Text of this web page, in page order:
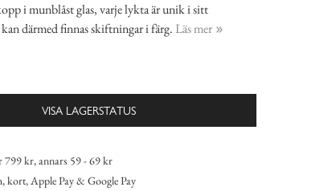
i munblåst glas, varje lykta är unik i sitt
därmed finnas skiftningar i färg. Läs mer
VISA LAGERSTATUS
799 kr, annars 59 - 69 kr
kort, Apple Pay & Google Pay